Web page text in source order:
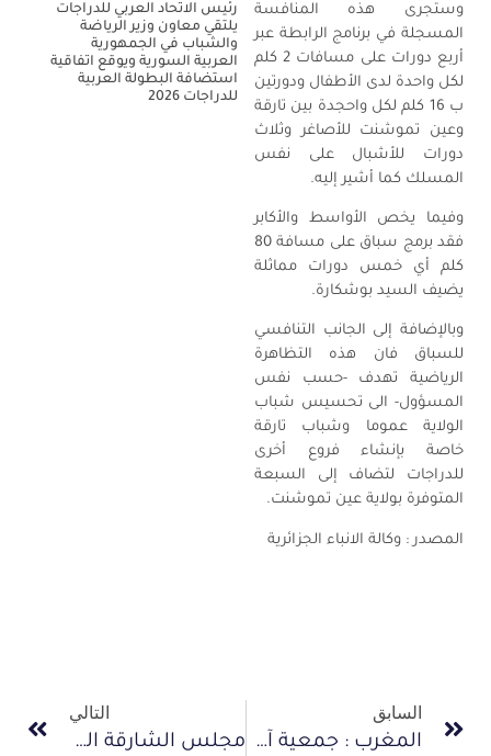
وستجرى هذه المنافسة
المسجلة في برنامج الرابطة عبر
أربع دورات على مسافات 2 كلم
لكل واحدة لدى الأطفال ودورتين
ب 16 كلم لكل واحجدة بين تارقة
وعين تموشنت للأصاغر وثلاث
دورات للأشبال على نفس
المسلك كما أشير إليه.
وفيما يخص الأواسط والأكابر
فقد برمج سباق على مسافة 80
كلم أي خمس دورات مماثلة
يضيف السيد بوشكارة.
وبالإضافة إلى الجانب التنافسي
للسباق فان هذه التظاهرة
الرياضية تهدف -حسب نفس
المسؤول- الى تحسيس شباب
الولاية عموما وشباب تارقة
خاصة بإنشاء فروع أخرى
للدراجات لتضاف إلى السبعة
المتوفرة بولاية عين تموشنت.
المصدر : وكالة الانباء الجزائرية
رئيس الاتحاد العربي للدراجات
يلتقي معاون وزير الرياضة
والشباب في الجمهورية
العربية السورية ويوقع اتفاقية
استضافة البطولة العربية
للدراجات 2026
السابق
المغرب : جمعية آفاق تنظم الدورة الأولى لسباق الدراجات الهوائية الجبلية بالجماعة القروية “الزيتون”
التالي
مجلس الشارقة الرياضي يقيم حفل غداء على شرف اعضاء الاتحاد العربي